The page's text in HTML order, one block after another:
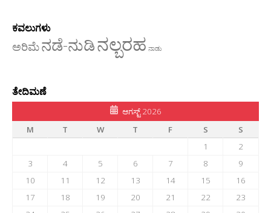
ಕವಲುಗಳು
ಅರಿಮೆನಡೆ-ನುಡಿನಲ್ಬರಹ ನಾಡು
ತೇದಿಮಣೆ
ಆಗಸ್ಟ್ 2026
M
T W T F S
S
1
2
3
4 5 6 7 8
9
10
11 12 13 14 15
16
17
18 19 20 21 22
23